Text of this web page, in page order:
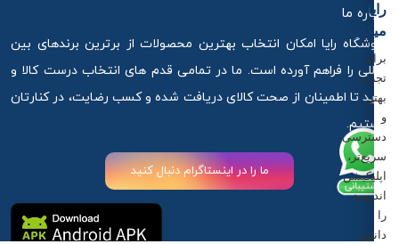
درباره ما
فروشگاه رایا امکان انتخاب بهترین محصولات از برترین برندهای بین
المللی را فراهم آورده است. ما در تمامی قدم های انتخاب درست کالا و
خرید تا اطمینان از صحت کالای دریافت شده و کسب رضایت، در کنارتان
هستیم.
ما را در اینستاگرام دنبال کنید
رایا
میکاپ
برای
تجربه
بهتر
و
دسترسی
سریع‌تر،
اپلیکیشن
اندروید
را
دانلود